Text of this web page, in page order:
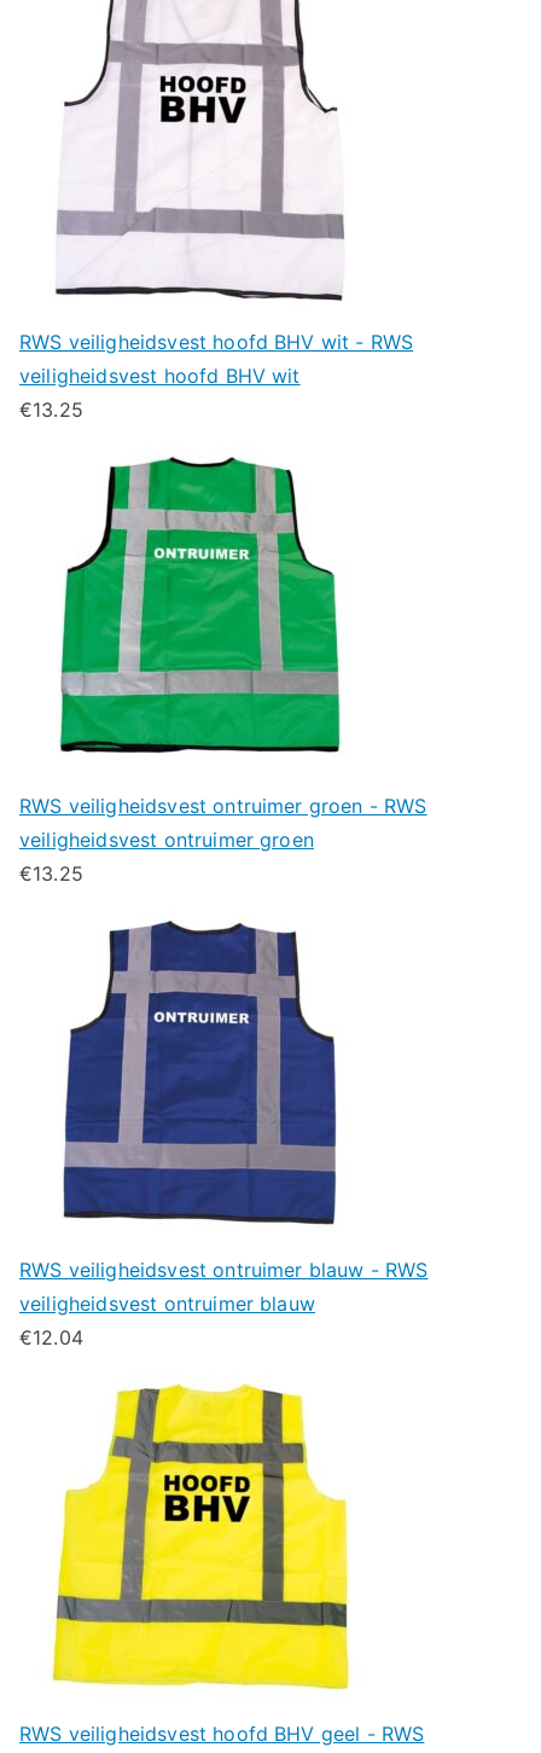
RWS veiligheidsvest hoofd BHV wit - RWS
veiligheidsvest hoofd BHV wit
€13.25
RWS veiligheidsvest ontruimer groen - RWS
veiligheidsvest ontruimer groen
€13.25
RWS veiligheidsvest ontruimer blauw - RWS
veiligheidsvest ontruimer blauw
€12.04
RWS veiligheidsvest hoofd BHV geel - RWS